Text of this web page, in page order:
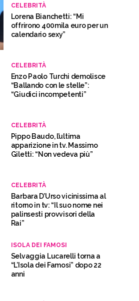
CELEBRITÀ
Lorena Bianchetti: “Mi
offrirono 400mila euro per un
calendario sexy”
CELEBRITÀ
Enzo Paolo Turchi demolisce
“Ballando con le stelle”:
“Giudici incompetenti”
CELEBRITÀ
Pippo Baudo, l’ultima
apparizione in tv. Massimo
Giletti: “Non vedeva più”
CELEBRITÀ
Barbara D’Urso vicinissima al
ritorno in tv: “Il suo nome nei
palinsesti provvisori della
Rai”
ISOLA DEI FAMOSI
Selvaggia Lucarelli torna a
“L’Isola dei Famosi” dopo 22
anni